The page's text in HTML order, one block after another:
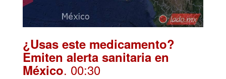
¿Usas este medicamento?
Emiten alerta sanitaria en
México. 00:30